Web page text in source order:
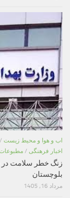
اب و هوا و محیط زیست /
اخبار فرهنگی / مطبوعات
زنگ خطر سلامت
بلوچستان
مرداد 16, 1405